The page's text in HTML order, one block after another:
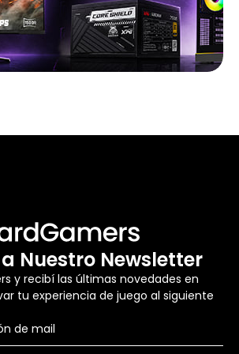
Nuestro Newsletter
y recibí las últimas novedades en
tu experiencia de juego al siguiente